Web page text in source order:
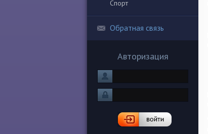
Спорт
Обратная связь
Авторизация